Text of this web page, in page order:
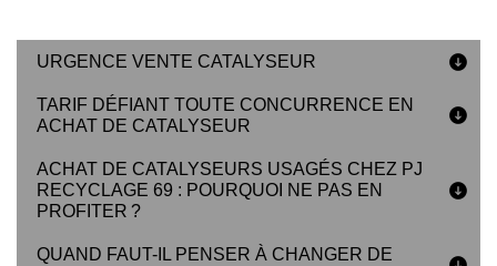
URGENCE VENTE CATALYSEUR
TARIF DÉFIANT TOUTE CONCURRENCE EN
ACHAT DE CATALYSEUR
ACHAT DE CATALYSEURS USAGÉS CHEZ PJ
RECYCLAGE 69 : POURQUOI NE PAS EN
PROFITER ?
QUAND FAUT-IL PENSER À CHANGER DE